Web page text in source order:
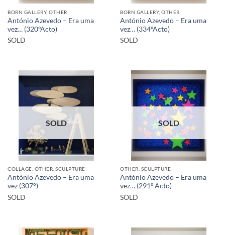
BORN GALLERY, OTHER
António Azevedo – Era uma
vez… (320ºActo)
SOLD
BORN GALLERY, OTHER
António Azevedo – Era uma
vez… (334ºActo)
SOLD
SOLD
COLLAGE, OTHER, SCULPTURE
António Azevedo – Era uma
vez (307°)
SOLD
SOLD
OTHER, SCULPTURE
António Azevedo – Era uma
vez… (291º Acto)
SOLD